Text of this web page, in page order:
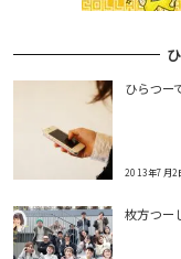
ひらつー
2013年7月2
枚方つー